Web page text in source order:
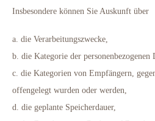
Insbesondere können Sie Auskunft über
a. die Verarbeitungszwecke,
b. die Kategorie der personenbezogenen
c. die Kategorien von Empfängern,
offengelegt wurden oder werden,
d. die geplante Speicherdauer,